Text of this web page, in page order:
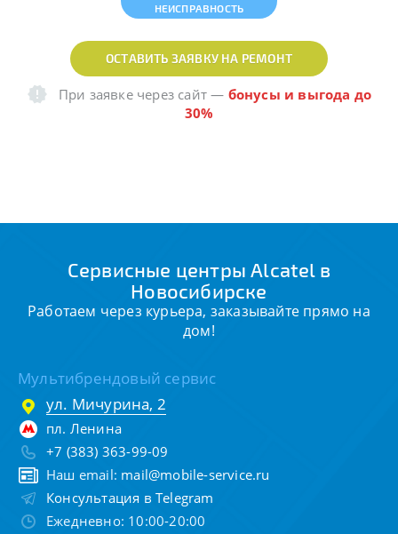
НЕИСПРАВНОСТЬ
ОСТАВИТЬ ЗАЯВКУ НА РЕМОНТ
При заявке через сайт— бонусы и выгода до
30%
Сервисные центры Alcatel в
Новосибирске
Работаем через курьера, заказывайте прямо на
дом!
Мультибрендовый сервис
ул. Мичурина, 2
пл. Ленина
+7 (383) 363-99-09
Наш email: mail@mobile-service.ru
Консультация в Telegram
Ежедневно: 10:00-20:00